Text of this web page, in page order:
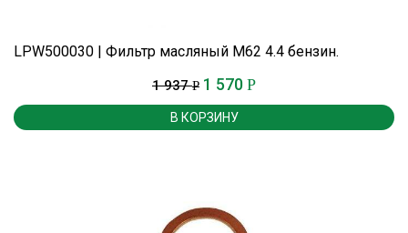
LPW500030 | Фильтр масляный М62 4.4 бензин.
1 937Р 1 570 Р
В КОРЗИНУ